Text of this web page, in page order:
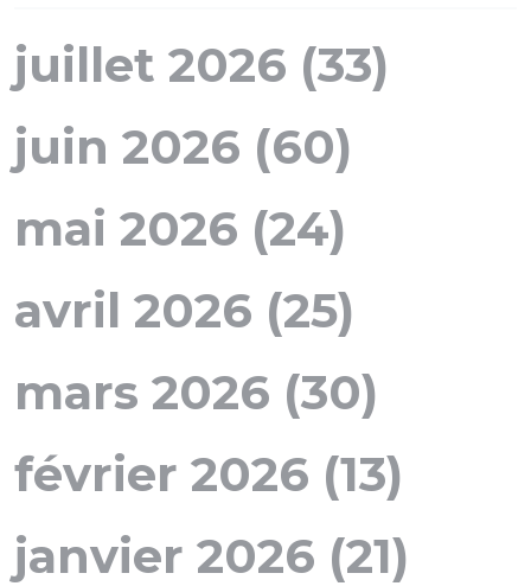
juillet 2026 (33)
juin 2026 (60)
mai 2026 (24)
avril 2026 (25)
mars 2026 (30)
février 2026 (13)
janvier 2026 (21)